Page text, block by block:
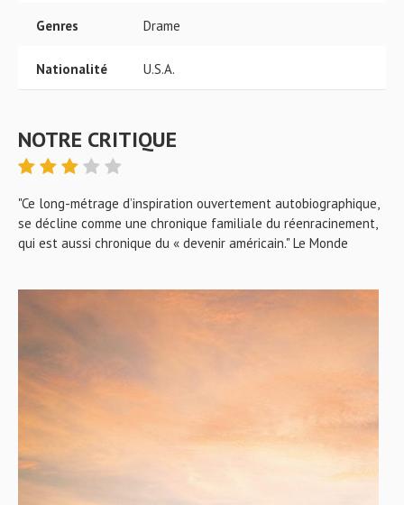
Genres Drame
Nationalité U.S.A.
NOTRE CRITIQUE
"Ce long-métrage d’inspiration ouvertement autobiographique,
se décline comme une chronique familiale du réenracinement,
qui est aussi chronique du « devenir américain." Le Monde